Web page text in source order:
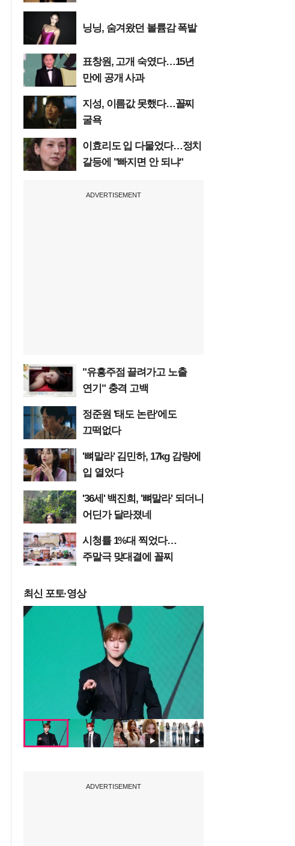
닝닝, 숨겨왔던 볼륨감 폭발
표창원, 고개 숙였다…15년
만에 공개 사과
지성, 이름값 못했다…꼴찌
굴욕
이효리도 입 다물었다…정치
갈등에 "빠지면 안 되냐"
ADVERTISEMENT
"유흥주점 끌려가고 노출
연기" 충격 고백
정준원 '태도 논란'에도
끄떡없다
'뼈말라' 김민하, 17kg 감량에
입 열었다
'36세' 백진희, '뼈말라' 되더니
어딘가 달라졌네
시청률 1%대 찍었다…
주말극 맞대결에 꼴찌
최신 포토·영상
ADVERTISEMENT